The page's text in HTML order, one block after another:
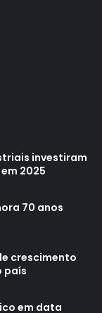
investiram
2025
70 anos
crescimento
país
em data